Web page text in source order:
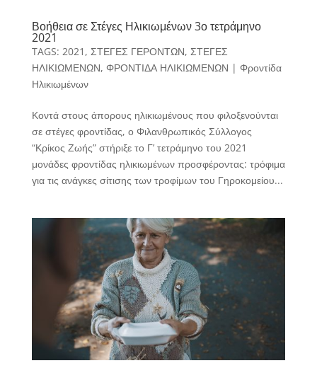
Βοήθεια σε Στέγες Ηλικιωμένων 3ο τετράμηνο
2021
TAGS: 2021 , ΣΤΕΓΕΣ ΓΕΡΟΝΤΩΝ, ΣΤΕΓΕΣ
ΗΛΙΚΙΩΜΕΝΩΝ, ΦΡΟΝΤΙΔΑ ΗΛΙΚΙΩΜΕΝΩΝ | Φροντίδα
Ηλικιωμένων
Κοντά στους άπορους ηλικιωμένους που φιλοξενούνται
σε στέγες φροντίδας, ο Φιλανθρωπικός Σύλλογος
“Κρίκος Ζωής” στήριξε το Γ’ τετράμηνο του 2021
μονάδες φροντίδας ηλικιωμένων προσφέροντας: τρόφιμα
για τις ανάγκες σίτισης των τροφίμων του Γηροκομείου...